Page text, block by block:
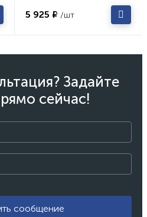
5 925 ₽ /шт
Задайте
сейчас!
сообщение